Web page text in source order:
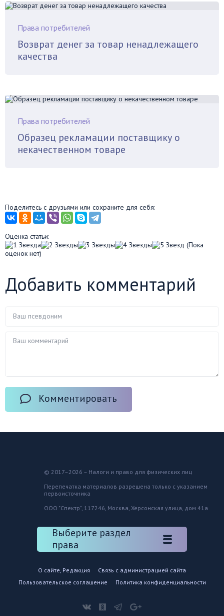
Права потребителей
Возврат денег за товар ненадлежащего
качества
Права потребителей
Образец рекламации поставщику о
некачественном товаре
Поделитесь с друзьями или сохраните для себя:
Оценка статьи:
(Пока
оценок нет)
Добавить комментарий
Комментировать
© 2017–2026 – Налоги и право для физических лиц
Перепечатка материалов разрешена только с указанием
первоисточника
ООО "Спектр", 117246, Москва, Херсонская улица, дом 41а
Выберите раздел
права
О сайте, Редакция
Связь с администрацией сайта
Пользовательское соглашение
Политика конфиденциальности